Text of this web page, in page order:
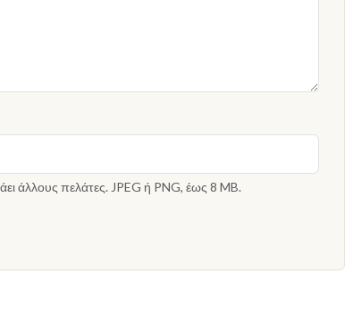
άλλους πελάτες. JPEG ή PNG, έως 8 MB.